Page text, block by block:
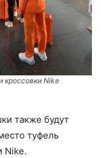
кроссовки Nike
также будут
туфель
Nike.